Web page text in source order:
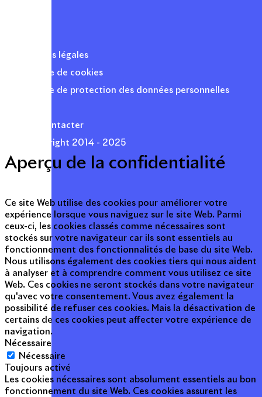
Mentions légales
Politique de cookies
Politique de protection des données personnelles
Nous contacter
© Copyright 2014 - 2025
Aperçu de la confidentialité
Ce site Web utilise des cookies pour améliorer votre
expérience lorsque vous naviguez sur le site Web. Parmi
ceux-ci, les cookies classés comme nécessaires sont
stockés sur votre navigateur car ils sont essentiels au
fonctionnement des fonctionnalités de base du site Web.
Nous utilisons également des cookies tiers qui nous aident
à analyser et à comprendre comment vous utilisez ce site
Web. Ces cookies ne seront stockés dans votre navigateur
qu'avec votre consentement. Vous avez également la
possibilité de refuser ces cookies. Mais la désactivation de
certains de ces cookies peut affecter votre expérience de
navigation.
Nécessaire
Nécessaire
Toujours activé
Les cookies nécessaires sont absolument essentiels au bon
fonctionnement du site Web. Ces cookies assurent les